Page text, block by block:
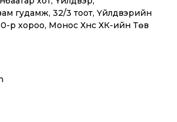
гудамж, 32/3 тоот, Үйлдвэрийн
р хороо, Монос Хүнс ХК-ийн Төв